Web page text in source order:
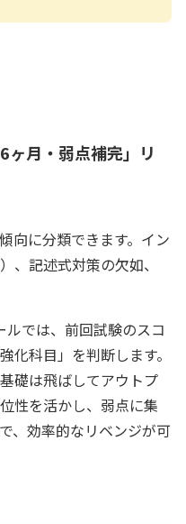
ヶ月・弱点補完」リ
向に分類できます。イン
、記述式対策の欠如、
ルでは、前回試験のスコ
化科目」を判断します。
礎は飛ばしてアウトプ
性を活かし、弱点に集
、効率的なリベンジが可